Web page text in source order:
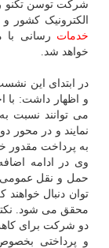
شرکت توسن تکنو
الکترونیک کشور
خدمات رسانی با
خواهد شد.
و اظهار داشت: با
می توانند نسبت
نمایند و در محور
به پرداخت مقدور
وی در ادامه
حمل و نقل عمومی
توان دنبال
محقق می شود.
دو شرکت برای
و پرداختی